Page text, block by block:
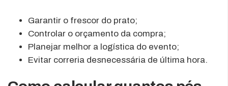
Garantir o frescor do prato;
Controlar o orçamento da compra;
Planejar melhor a logística do evento;
Evitar correria desnecessária de última hora.